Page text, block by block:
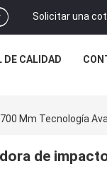
Solicitar una
DE CALIDAD
Mm Tecnología
de